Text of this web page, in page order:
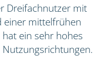
Dreifachnutzer mit
einer mittelfrühen
ein sehr hohes